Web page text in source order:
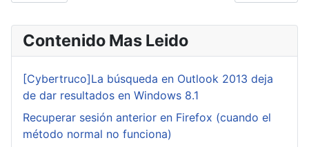
Contenido Mas Leido
[Cybertruco]La búsqueda en Outlook 2013 deja
de dar resultados en Windows 8.1
Recuperar sesión anterior en Firefox (cuando el
método normal no funciona)